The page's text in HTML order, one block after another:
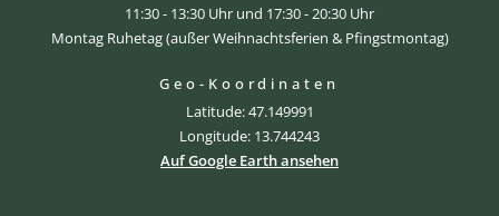
11:30 - 13:30 Uhr und 17:30 - 20:30 Uhr
Montag Ruhetag (außer Weihnachtsferien & Pfingstmontag)
Geo-Koordinaten
Latitude: 47.149991
Longitude: 13.744243
Auf Google Earth ansehen